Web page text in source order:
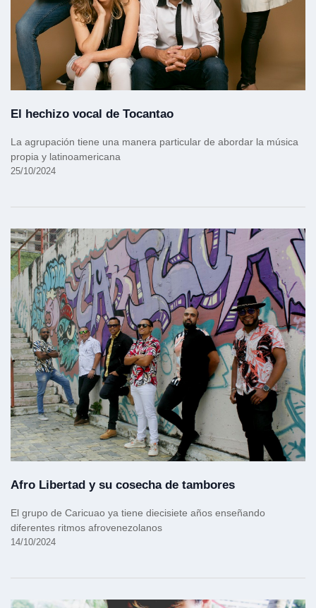
El hechizo vocal de Tocantao
La agrupación tiene una manera particular de abordar la música
propia y latinoamericana
25/10/2024
Afro Libertad y su cosecha de tambores
El grupo de Caricuao ya tiene diecisiete años enseñando
diferentes ritmos afrovenezolanos
14/10/2024